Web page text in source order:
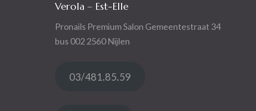
Verola – Est-Elle
Pronails Premium Salon Gemeentestraat 34
bus 002 2560 Nijlen
03/481.85.59